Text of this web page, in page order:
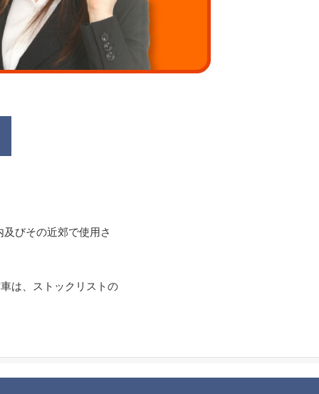
びその近郊で使用さ
は、ストックリストの